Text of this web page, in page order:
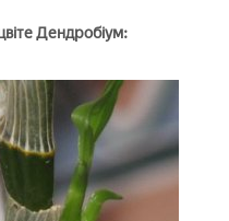
Дендробіум: